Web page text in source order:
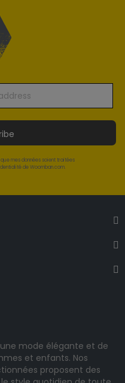
mes données soient traitées
de Woomban.com.
mode élégante et de
et enfants. Nos
proposent des